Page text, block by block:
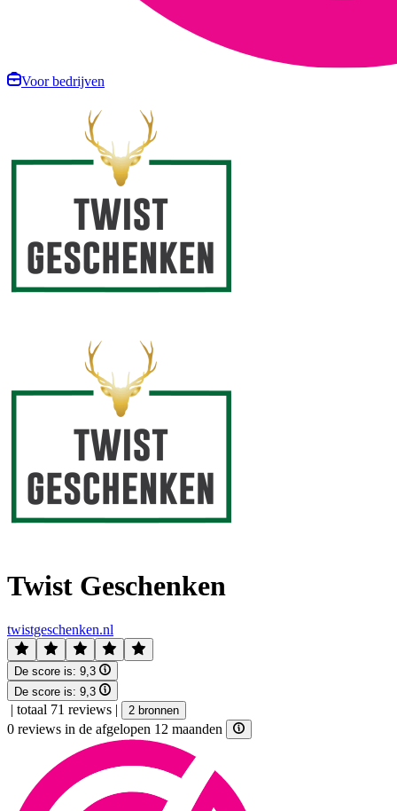
Voor bedrijven
Twist Geschenken
twistgeschenken.nl
De score is: 9,3
De score is: 9,3
| totaal 71 reviews | 2 bronnen
0 reviews in de afgelopen 12 maanden